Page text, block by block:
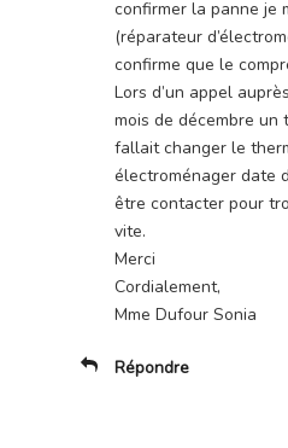
confirmer la panne je
(réparateur
confirme que le
Lors d’un appel
mois de décembre un
fallait changer le
électroménager date
être contacter pour
vite.
Merci
Cordialement,
Mme Dufour Sonia
Répondre